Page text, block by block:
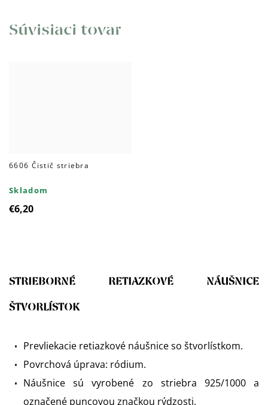
Súvisiaci tovar
6606 Čistič striebra
Skladom
€6,20
STRIEBORNÉ RETIAZKOVÉ NÁUŠNICE
ŠTVORLÍSTOK
Prevliekacie retiazkové náušnice so štvorlístkom.
Povrchová úprava: ródium.
Náušnice sú vyrobené zo striebra 925/1000 a
označené puncovou značkou rýdzosti.